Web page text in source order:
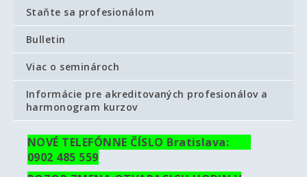
Staňte sa profesionálom
Bulletin
Viac o seminároch
Informácie pre akreditovaných profesionálov a
harmonogram kurzov
NOVÉ TELEFÓNNE ČÍSLO Bratislava:
0902 485 559